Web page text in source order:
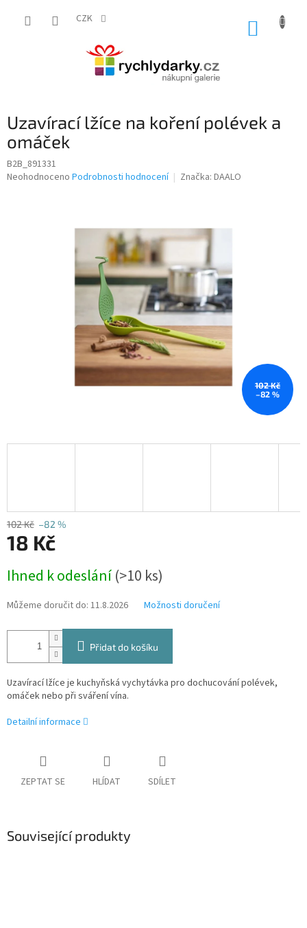
CZK
Uzavírací lžíce na koření polévek a
omáček
B2B_891331
Průměrné
Neohodnoceno Podrobnosti hodnocení Značka: DAALO
102 Kč
–82 %
102 Kč –82 %
18 Kč
cena:
Ihned k odeslání(>10 ks)
Můžeme doručit do: 11.8.2026 Možnosti doručení
Přidat do košíku
Uzavírací lžíce je kuchyňská vychytávka pro dochucování polévek,
omáček nebo při sváření vína.
Detailní informace
ZEPTAT SE HLÍDAT SDÍLET
Související produkty